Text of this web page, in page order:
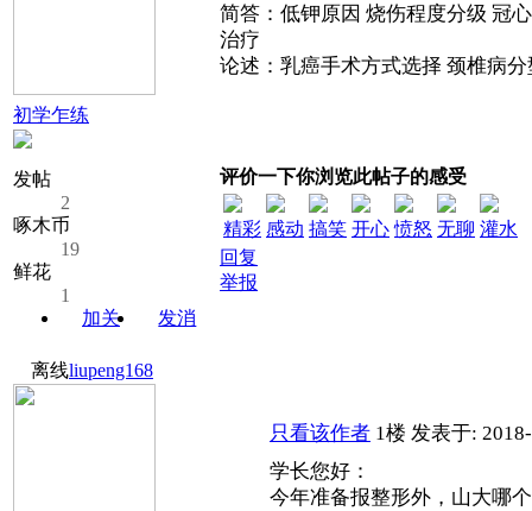
初学乍练
发帖
2
啄木币
19
鲜花
1
加关
发消
简答：低钾原因 烧伤程度分级 冠
治疗
论述：乳癌手术方式选择 颈椎病
评价一下你浏览此帖子的感受
精彩 感动 搞笑 开心 愤怒 无聊 灌水
回复
举报
离线liupeng168
只看该作者 1楼 发表于:
学长您好：
今年准备报整形外，山大哪